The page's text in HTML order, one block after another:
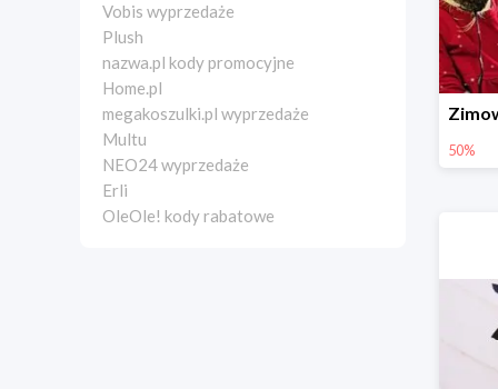
Vobis wyprzedaże
Plush
nazwa.pl kody promocyjne
Home.pl
megakoszulki.pl wyprzedaże
Multu
NEO24 wyprzedaże
Erli
OleOle! kody rabatowe
50%